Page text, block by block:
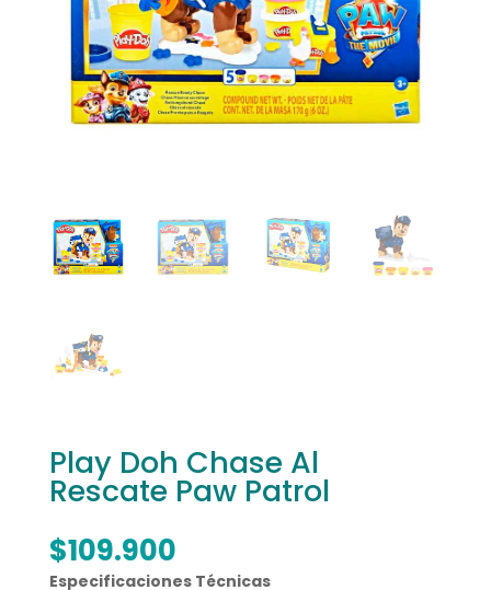
Play Doh Chase Al
Rescate Paw Patrol
$109.900
Especificaciones Técnicas